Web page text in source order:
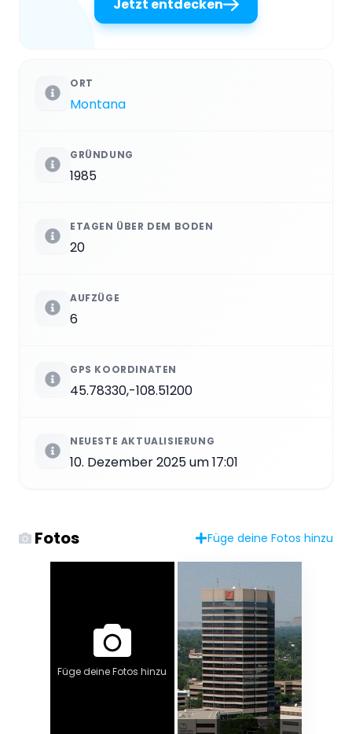
Jetzt entdecken
ORT
Montana
GRÜNDUNG
1985
ETAGEN ÜBER DEM BODEN
20
AUFZÜGE
6
GPS KOORDINATEN
45.78330,-108.51200
NEUESTE AKTUALISIERUNG
10. Dezember 2025 um 17:01
Fotos Füge deine Fotos hinzu
Füge deine Fotos hinzu